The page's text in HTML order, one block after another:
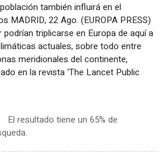
también influirá en el
MADRID, 22 Ago. (EUROPA PRESS)
triplicarse en Europa de aquí a
actuales, sobre todo entre
meridionales del continente,
en la revista 'The Lancet Public
El resultado tiene un 65% de